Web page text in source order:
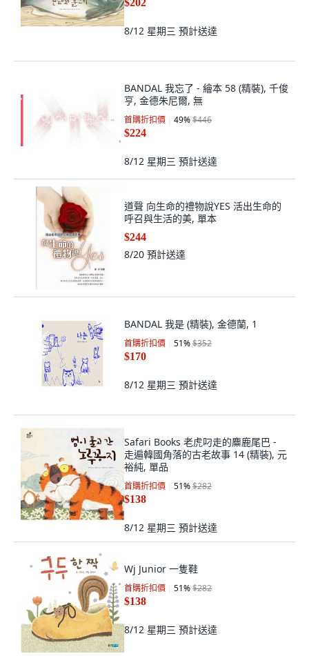
$202
8/12 星期三 預計送達
BANDAL 我忘了 - 繪本 58 (精裝), 千俊
亨, 金德朱尼爾, 無
首購折扣價 49%$446
$224
8/12 星期三 預計送達
道聲 向生命的禮物說YES 活出生命的
呼召與生活的美, 單本
$244
8/20 預計送達
BANDAL 我是 (精裝), 金德蘭, 1
首購折扣價 51%$352
$170
8/12 星期三 預計送達
Safari Books 老虎叼走的麋鹿尾巴 -
走遍韓國角落的古老故事 14 (精裝), 元
裕純, 單品
首購折扣價 51%$282
$138
8/12 星期三 預計送達
Wj Junior 一隻鞋
首購折扣價 51%$282
$138
8/12 星期三 預計送達